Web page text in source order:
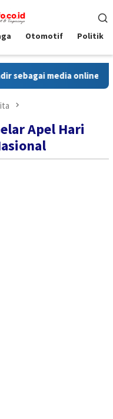
Otomotif Politik
media online yang
Apel Hari